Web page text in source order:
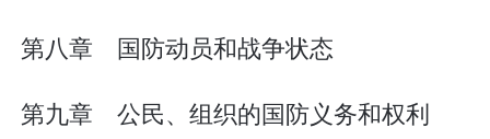
第八章 国防动员和战争状态
第九章 公民、组织的国防义务和权利